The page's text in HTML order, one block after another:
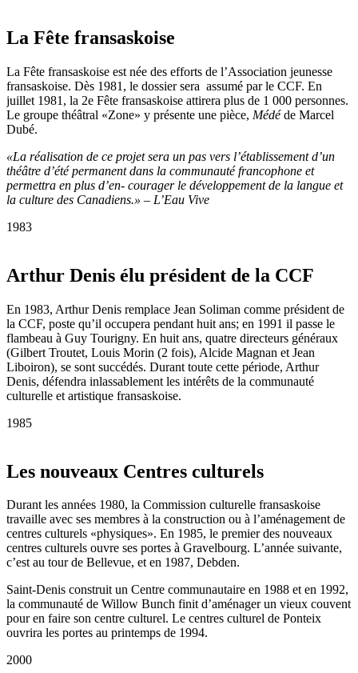
La Fête fransaskoise
La Fête fransaskoise est née des efforts de l’Association jeunesse
fransaskoise. Dès 1981, le dossier sera assumé par le CCF. En
juillet 1981, la 2e Fête fransaskoise attirera plus de 1 000 personnes.
Le groupe théâtral «Zone» y présente une pièce, Médéde Marcel
Dubé.
«La réalisation de ce projet sera un pas vers l’établissement d’un
théâtre d’été permanent dans la communauté francophone et
permettra en plus d’en- courager le développement de la langue et
la culture des Canadiens.» – L’Eau Vive
1983
Arthur Denis élu président de la CCF
En 1983, Arthur Denis remplace Jean Soliman comme président de
la CCF, poste qu’il occupera pendant huit ans; en 1991 il passe le
flambeau à Guy Tourigny. En huit ans, quatre directeurs généraux
(Gilbert Troutet, Louis Morin (2 fois), Alcide Magnan et Jean
Liboiron), se sont succédés. Durant toute cette période, Arthur
Denis, défendra inlassablement les intérêts de la communauté
culturelle et artistique fransaskoise.
1985
Les nouveaux Centres culturels
Durant les années 1980, la Commission culturelle fransaskoise
travaille avec ses membres à la construction ou à l’aménagement de
centres culturels «physiques». En 1985, le premier des nouveaux
centres culturels ouvre ses portes à Gravelbourg. L’année suivante,
c’est au tour de Bellevue, et en 1987, Debden.
Saint-Denis construit un Centre communautaire en 1988 et en 1992,
la communauté de Willow Bunch finit d’aménager un vieux couvent
pour en faire son centre culturel. Le centres culturel de Ponteix
ouvrira les portes au printemps de 1994.
2000